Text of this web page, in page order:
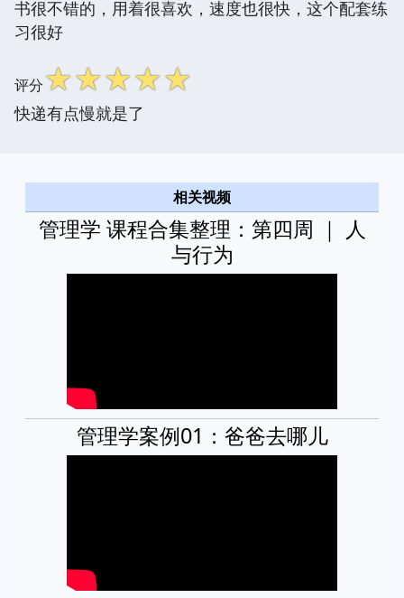
书很不错的，用着很喜欢，速度也很快，这个配套练
习很好
评分☆☆☆☆☆
快递有点慢就是了
相关视频
管理学 课程合集整理：第四周 ｜ 人
与行为
管理学案例01：爸爸去哪儿